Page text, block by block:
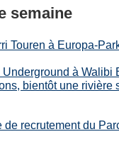
semaine
Touren à Europa-
à Walibi
bientôt une rivière
recrutement du